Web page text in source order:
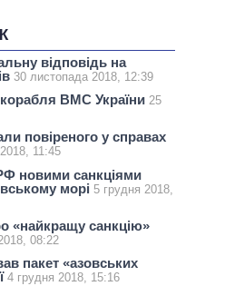
відповідь на
30 листопада 2018, 12:39
ВМС України 25
повіреного у справах
11:45
новими санкціями
морі 5 грудня 2018,
«найкращу санкцію»
08:22
пакет «азовських
4 грудня 2018, 15:16